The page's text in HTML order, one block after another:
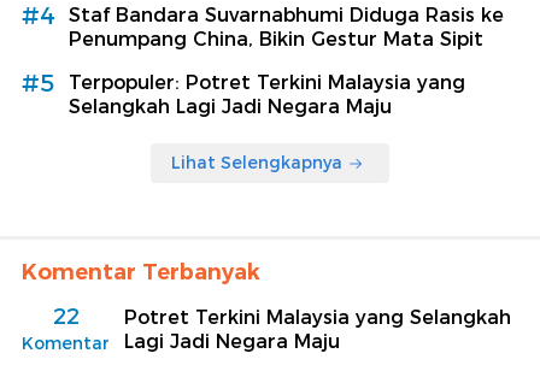
#4
Staf Bandara Suvarnabhumi Diduga Rasis ke
Penumpang China, Bikin Gestur Mata Sipit
#5
Terpopuler: Potret Terkini Malaysia yang
Selangkah Lagi Jadi Negara Maju
Lihat Selengkapnya
Komentar Terbanyak
22
Komentar
Potret Terkini Malaysia yang Selangkah
Lagi Jadi Negara Maju